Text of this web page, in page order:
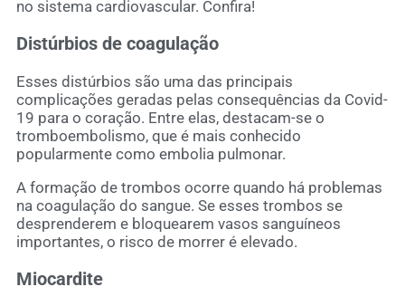
no sistema cardiovascular. Confira!
Distúrbios de coagulação
Esses distúrbios são uma das principais
complicações geradas pelas consequências da Covid-
19 para o coração. Entre elas, destacam-se o
tromboembolismo, que é mais conhecido
popularmente como embolia pulmonar.
A formação de trombos ocorre quando há problemas
na coagulação do sangue. Se esses trombos se
desprenderem e bloquearem vasos sanguíneos
importantes, o risco de morrer é elevado.
Miocardite